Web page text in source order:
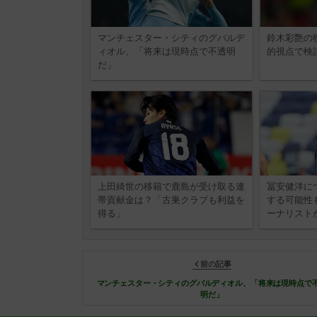
マンチェスター・シティのグバルデ
ィオル、「将来は現時点で不透明
だ」
鈴木彩艶の
的視点で検
上田綺世の移籍で鹿島が受け取る連
帯貢献金は？「古巣クラブも利益を
得る」
冨安健洋に
する可能性
ーナリスト
前の記事
マンチェスター・シティのグバルディオル、「将来は現時点で
明だ」